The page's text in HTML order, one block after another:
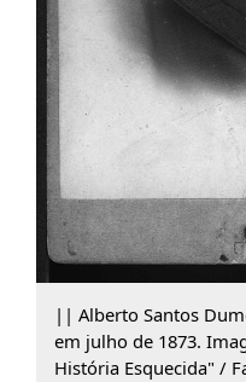
|| Alberto Santos
em julho de 1873.
História Esquecida" /